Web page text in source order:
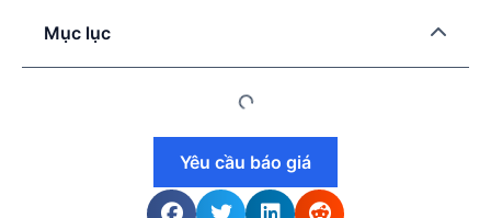
Mục lục
Yêu cầu báo giá